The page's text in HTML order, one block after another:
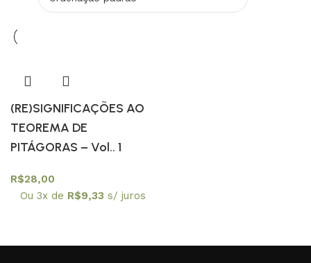
(RE)SIGNIFICAÇÕES AO
TEOREMA DE
PITÁGORAS – Vol.. 1
R$28,00
Ou 3x de R$9,33 s/ juros